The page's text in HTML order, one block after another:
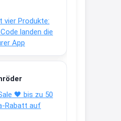
vier Produkte:
landen die
App
🖤 bis zu 50
Rabatt auf
vorteile/coupons/...
Aufkleber /
ab 28 Grad /siehe
unten
aufkleber-